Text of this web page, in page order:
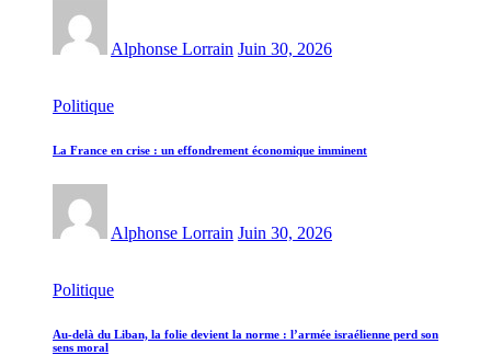
Alphonse Lorrain Juin 30, 2026
Politique
La France en crise : un effondrement économique imminent
Alphonse Lorrain Juin 30, 2026
Politique
Au-delà du Liban, la folie devient la norme : l’armée israélienne perd son
sens moral